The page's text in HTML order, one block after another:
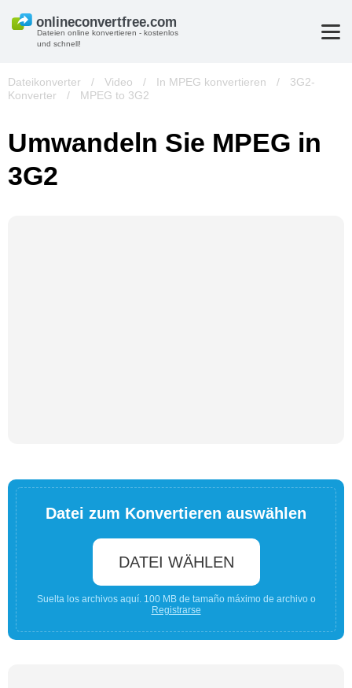
Dateien online konvertieren - kostenlos
und schnell!
Dateikonverter / Video / In MPEG konvertieren /
3G2-
Konverter
/ MPEG to 3G2
Umwandeln Sie MPEG in
3G2
Datei zum Konvertieren auswählen
DATEI WÄHLEN
Suelta los archivos aquí. 100 MB de tamaño máximo de archivo o
Registrarse